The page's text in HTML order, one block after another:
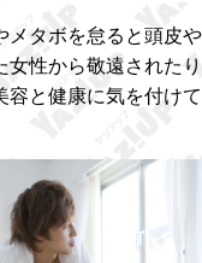
メタボを怠ると頭皮
女性から敬遠された
容と健康に気を付け